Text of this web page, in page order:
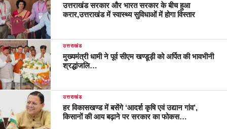
उत्तराखंड सरकार और भारत सरकार के बीच हुआ
करार,उत्तराखंड में स्वास्थ्य सुविधाओं में होगा विस्तार
उत्तराखंड
मुख्यमंत्री धामी ने पूर्व सीएम खण्डूड़ी को अर्पित की भावभीनी
श्रद्धांजलि…
उत्तराखंड
हर विकासखण्ड में बसेंगे ‘आदर्श कृषि एवं उद्यान गांव’,
किसानों की आय बढ़ाने पर सरकार का फोकस…